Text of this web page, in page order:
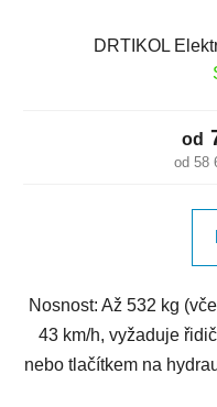
DRTIKOL
od 58
od
Nosnost: Až 532 kg
43 km/h, vyžaduje
nebo tlačítkem na